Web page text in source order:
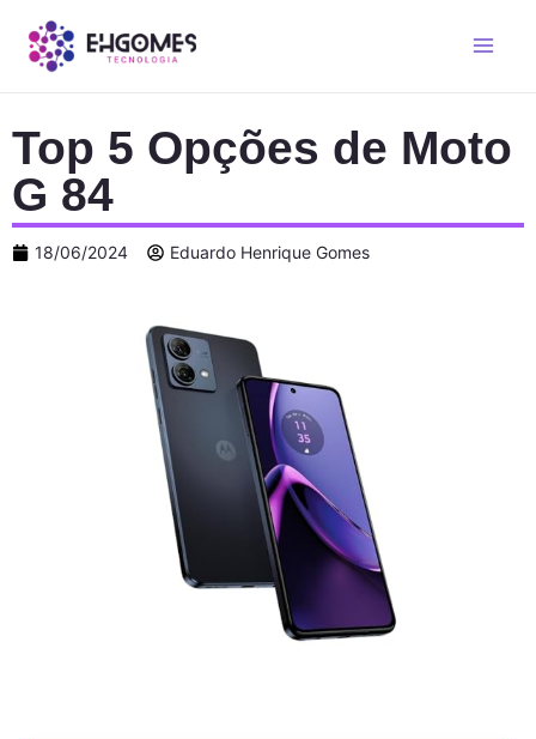
Top 5 Opções de Moto
G 84
18/06/2024 Eduardo Henrique Gomes